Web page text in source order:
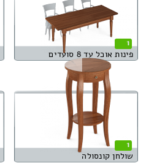
1
פינות אוכל עד 8 סועדים
1
שולחן קונסולה